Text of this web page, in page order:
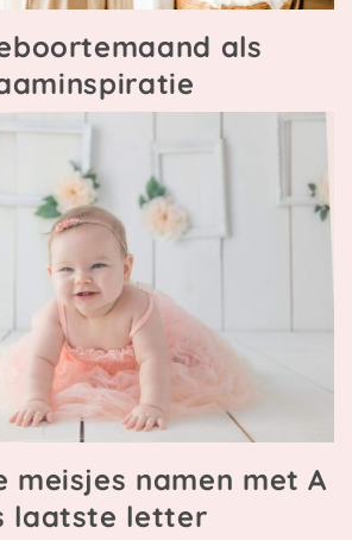
als
meisjes namen met A
laatste letter